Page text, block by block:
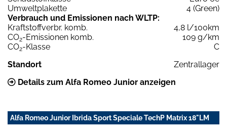
Umweltplakette
4 (Green)
Verbrauch und Emissionen nach WLTP:
Kraftstoffverbr. komb.
4,8 l/100km
CO2-Emissionen komb.
109 g/km
CO2-Klasse
C
Standort
Zentrallager
Details zum Alfa Romeo Junior anzeigen
Alfa Romeo Junior Ibrida Sport Speciale TechP Matrix 18"LM